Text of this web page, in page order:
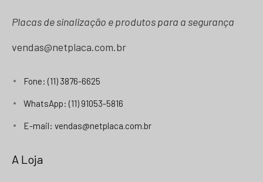
Placas de sinalização e produtos para a segurança
vendas@netplaca.com.br
Fone: (11) 3876-6625
WhatsApp: (11) 91053-5816
E-mail: vendas@netplaca.com.br
A Loja